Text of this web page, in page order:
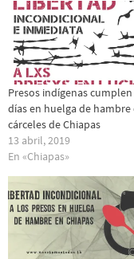
Presos indígenas cumplen
días en huelga de hambre
cárceles de Chiapas
13 abril, 2019
En «Chiapas»